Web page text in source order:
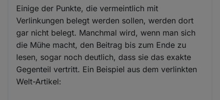
Einige der Punkte, die vermeintlich mit
Verlinkungen belegt werden sollen, werden dort
gar nicht belegt. Manchmal wird, wenn man sich
die Mühe macht, den Beitrag bis zum Ende zu
lesen, sogar noch deutlich, dass sie das exakte
Gegenteil vertritt. Ein Beispiel aus dem verlinkten
Welt-Artikel: